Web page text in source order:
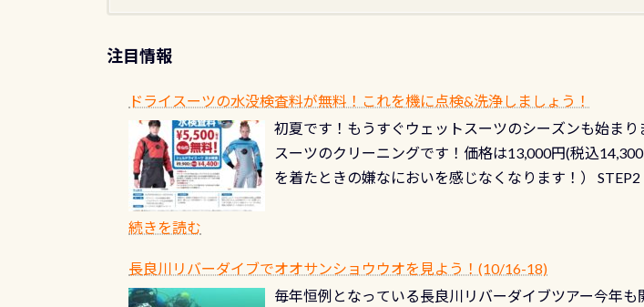
注目情報
ドライスーツの水没検査料が無料！これを機に点検&洗浄しましょう！
初夏です！もうすぐウェットスーツのシーズンも始ま
スーツのクリーニングです！価格は13,000円(税込
を着たときの嫌なにおいを感じなくなります！）
ル(穴)がないか確認冬になり、使い始めてから水漏れ
ルブのオーバーホール排気バルブは、ドライスーツク
続きを読む
長良川リバーダイブでオオサンショウウオを見よう！(10/16-18)
毎年恒例となっている長良川リバーダイブツアー今年